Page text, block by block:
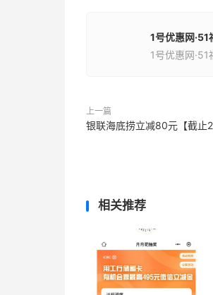
1号优惠网·51
1号优惠网
上一篇
银联海底捞立减80元【截止
相关推荐